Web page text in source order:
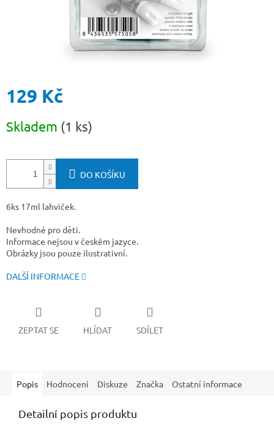
129 Kč
cena:
Skladem (1 ks)
DO KOŠÍKU
6ks 17ml lahviček.
Nevhodné pro děti.
Informace nejsou v českém jazyce.
Obrázky jsou pouze ilustrativní.
DALŠÍ INFORMACE
ZEPTAT SE HLÍDAT SDÍLET
Popis Hodnocení Diskuze Značka Ostatní informace
Detailní popis produktu